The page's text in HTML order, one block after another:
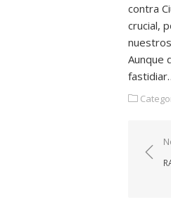
contra
crucial,
Aunque
de